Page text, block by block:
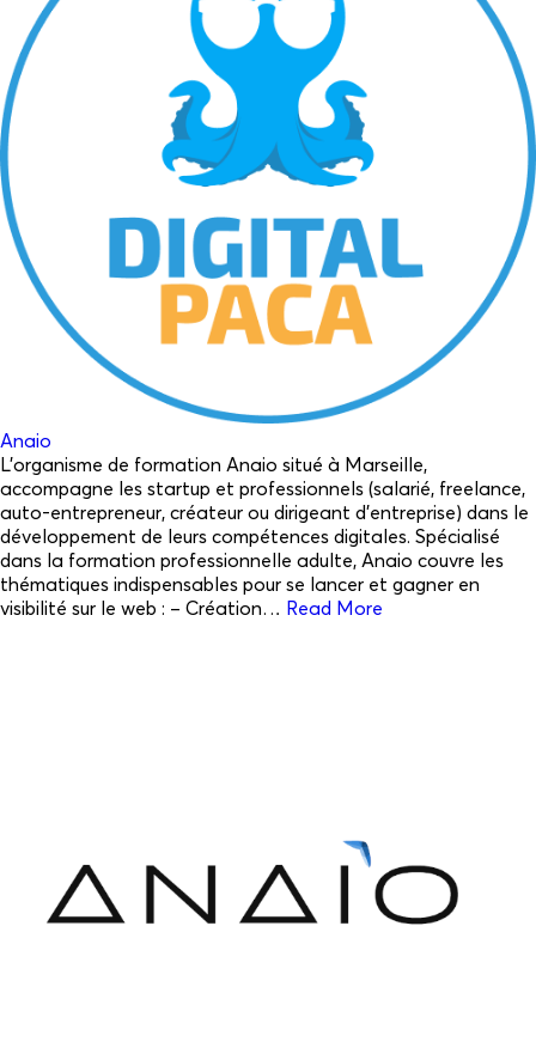
Anaio
L’organisme de formation Anaio situé à Marseille,
accompagne les startup et professionnels (salarié, freelance,
auto-entrepreneur, créateur ou dirigeant d’entreprise) dans le
développement de leurs compétences digitales. Spécialisé
dans la formation professionnelle adulte, Anaio couvre les
thématiques indispensables pour se lancer et gagner en
visibilité sur le web : – Création… Read More